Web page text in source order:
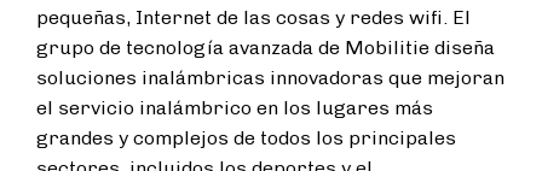
pequeñas, Internet de las cosas y redes wifi. El
grupo de tecnología avanzada de Mobilitie diseña
soluciones inalámbricas innovadoras que mejoran
el servicio inalámbrico en los lugares más
grandes y complejos de todos los principales